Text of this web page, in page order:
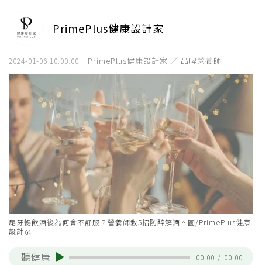
PrimePlus健康設計家
2024-01-06 10:00:00 PrimePlus健康設計家 ／ 品牌營養師
尾牙暢飲酒後為何會不舒服？營養師教5招防醉解酒。圖/PrimePlus健康
設計家
聽健康 00:00 / 00:00